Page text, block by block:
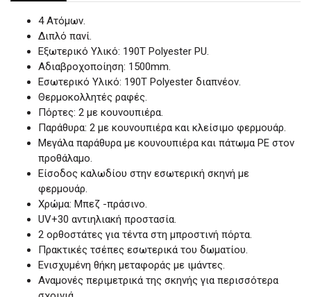
4 Ατόμων.
Διπλό πανί.
Εξωτερικό Υλικό: 190Τ Polyester PU.
Αδιαβροχοποίηση: 1500mm.
Εσωτερικό Υλικό: 190Τ Polyester διαπνέον.
Θερμοκολλητές ραφές.
Πόρτες: 2 με κουνουπιέρα.
Παράθυρα: 2 με κουνουπιέρα και κλείσιμο φερμουάρ.
Μεγάλα παράθυρα με κουνουπιέρα και πάτωμα ΡΕ στον
προθάλαμο.
Είσοδος καλωδίου στην εσωτερική σκηνή με
φερμουάρ.
Χρώμα: Μπεζ -πράσινο.
UV+30 αντιηλιακή προστασία.
2 ορθοστάτες για τέντα στη μπροστινή πόρτα.
Πρακτικές τσέπες εσωτερικά του δωματίου.
Ενισχυμένη θήκη μεταφοράς με ιμάντες.
Αναμονές περιμετρικά της σκηνής για περισσότερα